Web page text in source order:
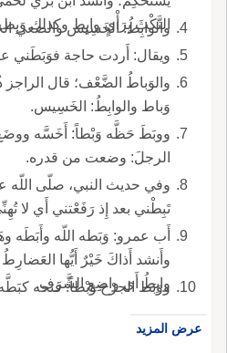
النَّكْثَ بِرَأْيٍ وابِط وكذلك
والوابِطُ: الخَسِيس والضعي
ويقال: أَردت حاجة فوَبَطَني
والوَباطُ الضَّعْف؛ قال
وَباط والوابِطُ: الخَسِيس.
ووبَطَ حَظَّه وَبْطاً: أَخَسَّه
الرجلَ: وضعت من قدره.
وفي حديث النبي، صلّى اللّه
تَبِطْني بعد إِذ رَفَعْتني أَي لا
أَب عمرو: وَبَطه اللّه وأَبَطَه
وأَنشد أَذاكَ خَيْرٌ أَيُّها
وابِطُ أَي واضِِع الشَّرَفِ.
ووَبَط الجرْحَ وَبْطاً: فتحه
عرض المزيد